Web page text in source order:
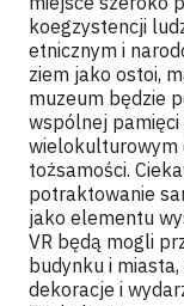
koegzystencji
etnicznym i
ziem jako ostoi,
muzeum będzie
wspólnej pamięci
wielokulturowym
tożsamości.
potraktowanie
jako elementu
VR będą mogli
budynku i
dekoracje i